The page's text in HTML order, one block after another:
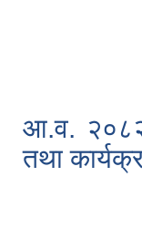
आ.व.
तथा